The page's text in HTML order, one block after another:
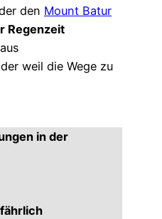
den Mount Batur
Regenzeit
weil die Wege zu
in der